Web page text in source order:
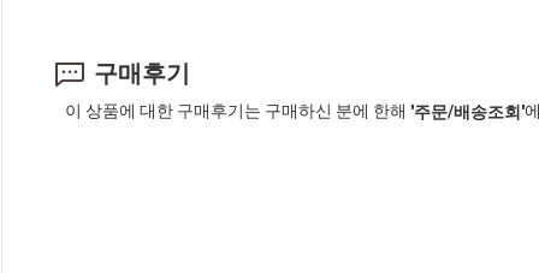
구매후기
이 상품에 대한 구매후기는 구매하신 분에 한해 '주문/배송조회'